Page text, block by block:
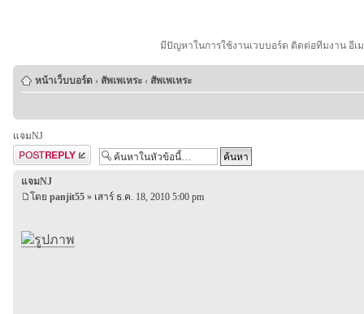
มีปัญหาในการใช้งานเวบบอร์ด ติดต่อทีมงาน อีเ
หน้าเว็บบอร์ด ‹ สัพเพเหระ ‹ สัพเพเหระ
แจมNJ
ตอบกระทู้
แจมNJ
โดย panjit55 » เสาร์ ธ.ค. 18, 2010 5:00 pm